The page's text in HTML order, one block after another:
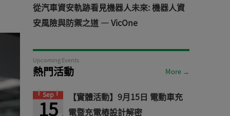
從汽車資安軌跡看見機器人未來: 機器人資
安風險與防禦之道 — VicOne
Upcoming Events
熱門活動 More →
Sep
15
【實體活動】9月15日 電動車充
電暨充電樁設計解密